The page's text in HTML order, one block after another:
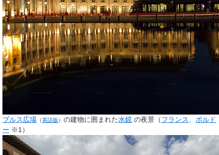
ブルス広場 （英語版 ） の建物に囲まれた水鏡 の夜景（フランス
ボルド
ー ※1）